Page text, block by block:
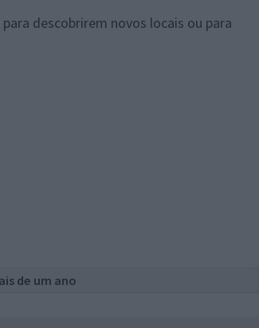
descobrirem novos locais ou para
de um ano